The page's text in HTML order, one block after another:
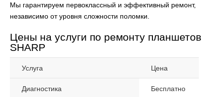
Мы гарантируем первоклассный и эффективный ремонт,
независимо от уровня сложности поломки.
Цены на услуги по ремонту планшетов
SHARP
Услуга Цена
Диагностика Бесплатно